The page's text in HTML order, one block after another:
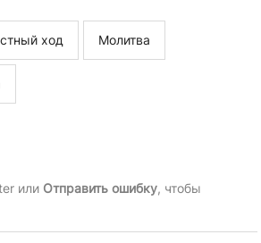
ход Молитва
или Отправить ошибку, чтобы